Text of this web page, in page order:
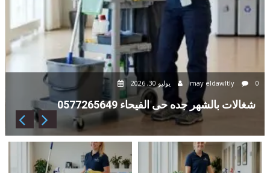
may eldawltly
شغالات بالشهر جده حى